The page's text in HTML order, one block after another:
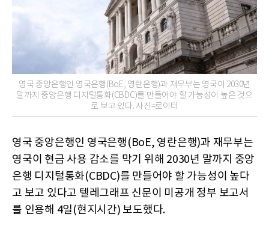
영국 중앙은행인 영국은행(BoE, 영란은행)과 재무부는 영국이 2030년
말까지 중앙은행 디지털통화(CBDC)를 만들어야 할 가능성이 높은 것으
로 보고 있다. 사진=로이터
영국 중앙은행인 영국은행(BoE, 영란은행)과 재무부는
영국이 현금 사용 감소를 막기 위해 2030년 말까지 중앙
은행 디지털통화(CBDC)를 만들어야 할 가능성이 높다
고 보고 있다고 텔레그래프 신문이 미공개 정부 보고서
를 인용해 4일(현지시간) 보도했다.